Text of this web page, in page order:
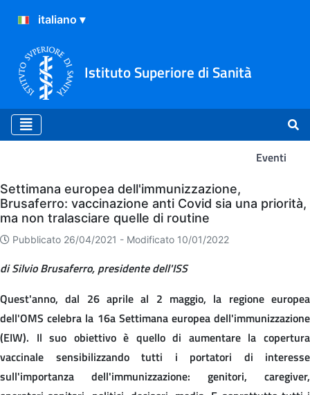
Istituto Superiore di Sanità
Eventi
Eventi
Settimana europea dell'immunizzazione,
Brusaferro: vaccinazione anti Covid sia una priorità,
ma non tralasciare quelle di routine
Pubblicato 26/04/2021 - Modificato 10/01/2022
di Silvio Brusaferro, presidente dell'ISS
Quest'anno, dal 26 aprile al 2 maggio, la regione europea
dell'OMS celebra la 16a Settimana europea dell'immunizzazione
(EIW). Il suo obiettivo è quello di aumentare la copertura
vaccinale sensibilizzando tutti i portatori di interesse
sull'importanza dell'immunizzazione: genitori, caregiver,